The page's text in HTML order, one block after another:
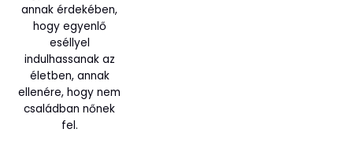
annak érdekében,
hogy egyenlő
eséllyel
indulhassanak az
életben, annak
ellenére, hogy nem
családban nőnek
fel.